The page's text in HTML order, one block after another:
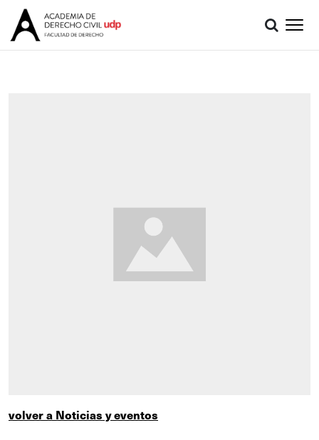
volver a Noticias y eventos